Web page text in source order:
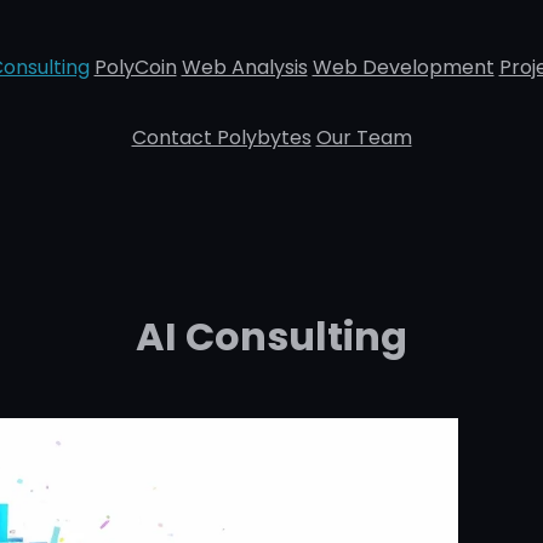
PolyCoin Web Analysis Web Development
Contact Polybytes Our Team
AI Consulting